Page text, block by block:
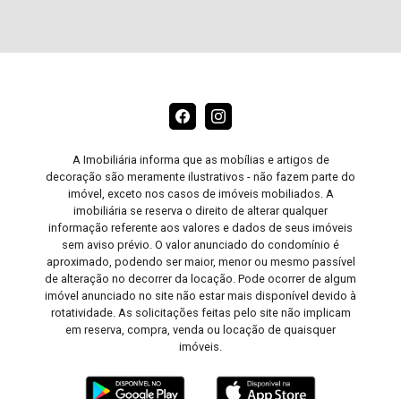
A Imobiliária informa que as mobílias e artigos de
decoração são meramente ilustrativos - não fazem parte do
imóvel, exceto nos casos de imóveis mobiliados. A
imobiliária se reserva o direito de alterar qualquer
informação referente aos valores e dados de seus imóveis
sem aviso prévio. O valor anunciado do condomínio é
aproximado, podendo ser maior, menor ou mesmo passível
de alteração no decorrer da locação. Pode ocorrer de algum
imóvel anunciado no site não estar mais disponível devido à
rotatividade. As solicitações feitas pelo site não implicam
em reserva, compra, venda ou locação de quaisquer
imóveis.